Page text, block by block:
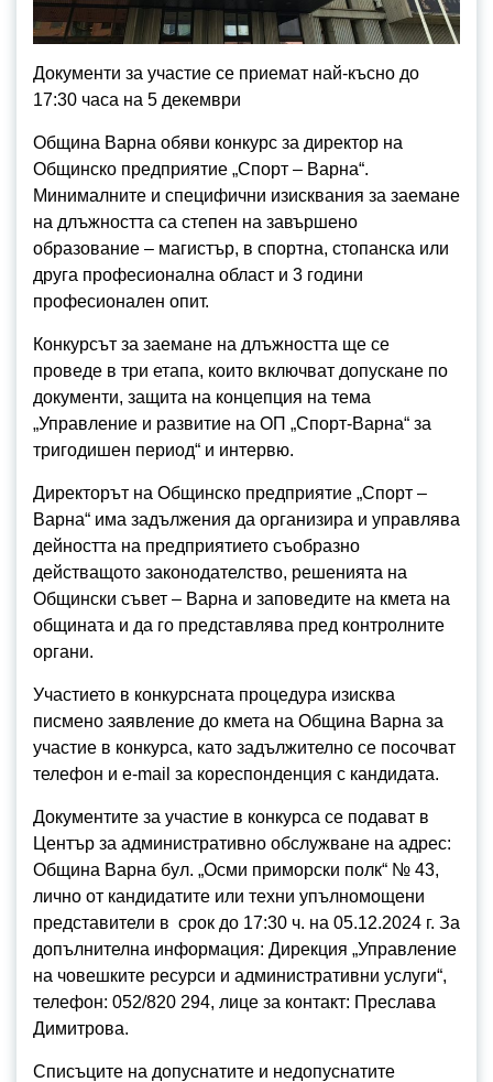
Документи за участие се приемат най-късно до
17:30 часа на 5 декември
Община Варна обяви конкурс за директор на
Общинско предприятие „Спорт – Варна“.
Минималните и специфични изисквания за заемане
на длъжността са степен на завършено
образование – магистър, в спортна, стопанска или
друга професионална област и 3 години
професионален опит.
Конкурсът за заемане на длъжността ще се
проведе в три етапа, които включват допускане по
документи, защита на концепция на тема
„Управление и развитие на ОП „Спорт-Варна“ за
тригодишен период“ и интервю.
Директорът на Общинско предприятие „Спорт –
Варна“ има задължения да организира и управлява
дейността на предприятието съобразно
действащото законодателство, решенията на
Общински съвет – Варна и заповедите на кмета на
общината и да го представлява пред контролните
органи.
Участието в конкурсната процедура изисква
писмено заявление до кмета на Община Варна за
участие в конкурса, като задължително се посочват
телефон и e-mail за кореспонденция с кандидата.
Документите за участие в конкурса се подават в
Център за административно обслужване на адрес:
Община Варна бул. „Осми приморски полк“ № 43,
лично от кандидатите или техни упълномощени
представители в срок до 17:30 ч. на 05.12.2024 г. За
допълнителна информация: Дирекция „Управление
на човешките ресурси и административни услуги“,
телефон: 052/820 294, лице за контакт: Преслава
Димитрова.
Списъците на допуснатите и недопуснатите